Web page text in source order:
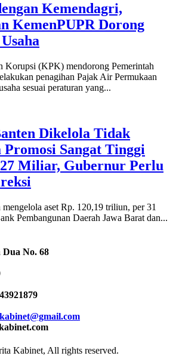
Kemendagri,
KemenPUPR Dorong
Korupsi (KPK) mendorong Pemerintah
penagihan Pajak Air Permukaan
sesuai peraturan yang...
Dikelola Tidak
Sangat Tinggi
Miliar, Gubernur Perlu
aset Rp. 120,19 triliun, per 31
Pembangunan Daerah Jawa Barat dan...
Dua No. 68
Kabinet, All rights reserved.